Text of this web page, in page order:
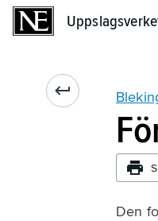
Den